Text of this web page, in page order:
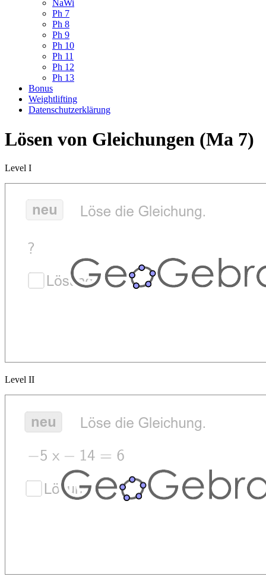
NaWi
Ph 7
Ph 8
Ph 9
Ph 10
Ph 11
Ph 12
Ph 13
Bonus
Weightlifting
Datenschutzerklärung
Lösen von Gleichungen (Ma 7)
Level I
Level II